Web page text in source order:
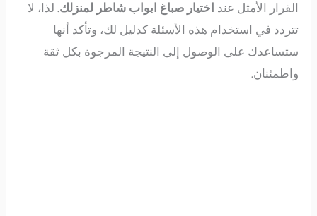
القرار الأمثل عند اختيار صباغ ابواب شاطر لمنزلك. لذا، لا
تتردد في استخدام هذه الأسئلة كدليل لك، وتأكد أنها
ستساعدك على الوصول إلى النتيجة المرجوة بكل ثقة
واطمئنان.